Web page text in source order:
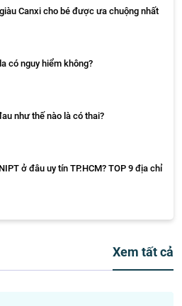
Canxi cho bé được ưa chuộng nhất
có nguy hiểm không?
như thế nào là có thai?
ở đâu uy tín TP.HCM? TOP 9 địa chỉ
Xem tất cả